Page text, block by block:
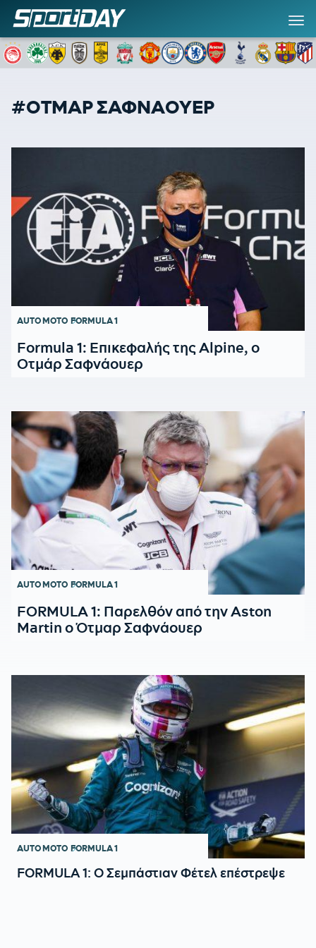
#ΟΤΜΑΡ ΣΑΦΝΑΟΥΕΡ
AUTO MOTO FORMULA 1
Formula 1: Επικεφαλής της Alpine, ο
Οτμάρ Σαφνάουερ
AUTO MOTO FORMULA 1
FORMULA 1: Παρελθόν από την Aston
Martin ο Ότμαρ Σαφνάουερ
AUTO MOTO FORMULA 1
FORMULA 1: Ο Σεμπάστιαν Φέτελ επέστρεψε